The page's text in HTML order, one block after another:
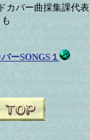
カバー曲採集課代表
ーSONGS１